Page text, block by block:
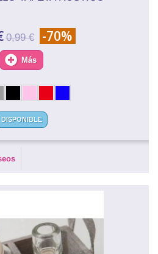
0,99 € -70%
Más
DISPONIBLE